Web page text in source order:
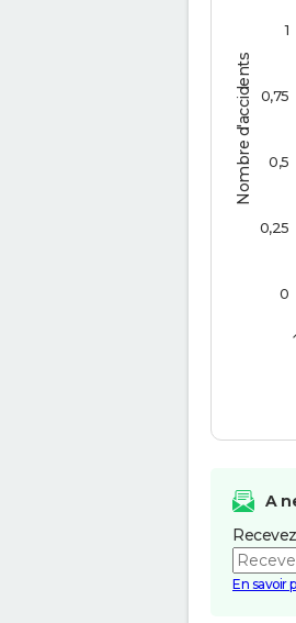
Nombre d'accidents
0
1
0,25
0,5
0,75
A
En savoir